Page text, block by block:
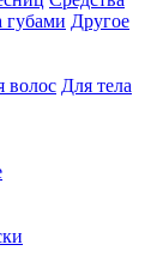
губами Другое
волос Для тела